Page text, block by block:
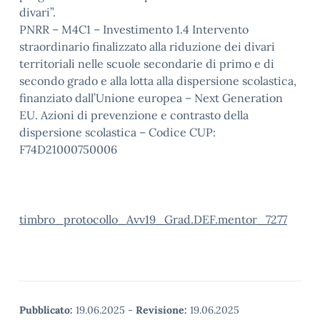
divari”.
PNRR – M4C1 – Investimento 1.4 Intervento
straordinario finalizzato alla riduzione dei divari
territoriali nelle scuole secondarie di primo e di
secondo grado e alla lotta alla dispersione scolastica,
finanziato dall’Unione europea – Next Generation
EU. Azioni di prevenzione e contrasto della
dispersione scolastica – Codice CUP:
F74D21000750006
timbro_protocollo_Avv19_Grad.DEF.mentor_7277
Pubblicato: 19.06.2025 - Revisione: 19.06.2025